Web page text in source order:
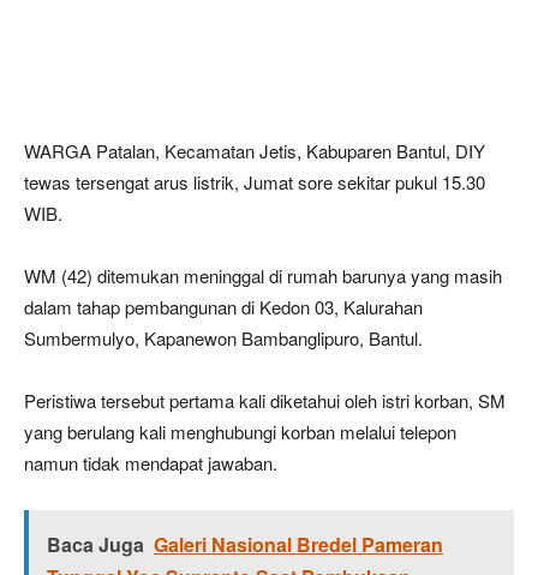
WARGA Patalan, Kecamatan Jetis, Kabuparen Bantul, DIY
tewas tersengat arus listrik, Jumat sore sekitar pukul 15.30
WIB.
WM (42) ditemukan meninggal di rumah barunya yang masih
dalam tahap pembangunan di Kedon 03, Kalurahan
Sumbermulyo, Kapanewon Bambanglipuro, Bantul.
Peristiwa tersebut pertama kali diketahui oleh istri korban, SM
yang berulang kali menghubungi korban melalui telepon
namun tidak mendapat jawaban.
Baca Juga Galeri Nasional Bredel Pameran